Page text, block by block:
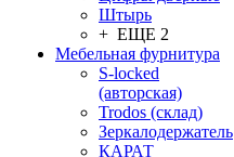
Штырь
+ ЕЩЕ 2
Мебельная фурнитура
S-locked
(авторская)
Trodos (склад)
Зеркалодержатель
КАРАТ